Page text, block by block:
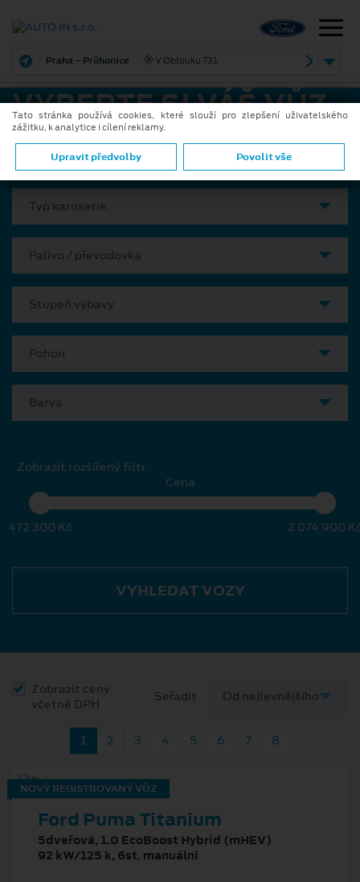
Praha – Průhonice V Oblouku 731
VYBERTE SI VÁŠ VŮZ
Model
Typ karoserie
Palivo / převodovka
Stupeň výbavy
Pohon
Barva
Zobrazit rozšířený filtr
Cena
472 300 Kč 2 074 900
VYHLEDAT VOZY
Zobrazit ceny
včetně DPH
Seřadit
1 2 3 4 5 6 7 8
NOVÝ REGISTROVANÝ VŮZ
Ford Puma Titanium
5dveřová, 1.0 EcoBoost Hybrid (mHEV)
92 kW/125 k, 6st. manuální
Tato stránka používá cookies, které slouží pro zlepšení uživatelského
zážitku, k analytice i cílení reklamy.
Upravit předvolby Povolit vše